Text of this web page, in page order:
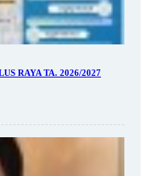
RAYA TA. 2026/2027